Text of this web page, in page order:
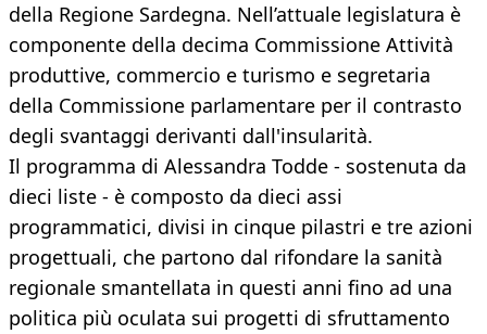
della Regione Sardegna. Nell’attuale legislatura è
componente della decima Commissione Attività
produttive, commercio e turismo e segretaria
della Commissione parlamentare per il contrasto
degli svantaggi derivanti dall'insularità.
Il programma di Alessandra Todde - sostenuta da
dieci liste - è composto da dieci assi
programmatici, divisi in cinque pilastri e tre azioni
progettuali, che partono dal rifondare la sanità
regionale smantellata in questi anni fino ad una
politica più oculata sui progetti di sfruttamento